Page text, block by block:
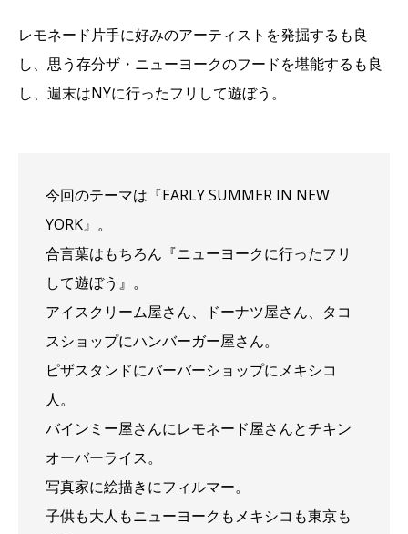
レモネード片手に好みのアーティストを発掘するも良
し、思う存分ザ・ニューヨークのフードを堪能するも良
し、週末はNYに行ったフリして遊ぼう。
今回のテーマは『EARLY SUMMER IN NEW
YORK』。
合言葉はもちろん『ニューヨークに行ったフリ
して遊ぼう』。
アイスクリーム屋さん、ドーナツ屋さん、タコ
スショップにハンバーガー屋さん。
ピザスタンドにバーバーショップにメキシコ
人。
バインミー屋さんにレモネード屋さんとチキン
オーバーライス。
写真家に絵描きにフィルマー。
子供も大人もニューヨークもメキシコも東京も